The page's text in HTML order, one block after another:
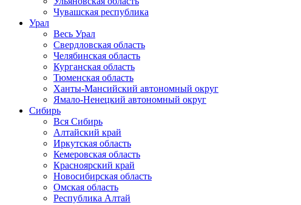
Чувашская республика
Урал
Весь Урал
Свердловская область
Челябинская область
Курганская область
Тюменская область
Ханты-Мансийский автономный округ
Ямало-Ненецкий автономный округ
Сибирь
Вся Сибирь
Алтайский край
Иркутская область
Кемеровская область
Красноярский край
Новосибирская область
Омская область
Республика Алтай